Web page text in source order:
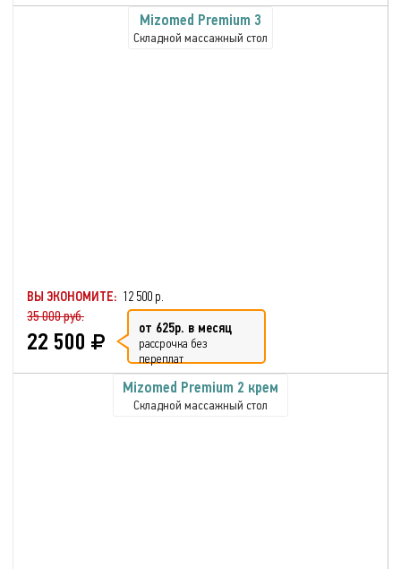
Mizomed Premium 3
Складной массажный стол
ВЫ ЭКОНОМИТЕ: 12 500 р.
35 000 руб.
22 500 от 625р. в месяц
рассрочка без
переплат
Mizomed Premium 2 крем
Складной массажный стол